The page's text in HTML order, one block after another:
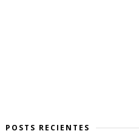
POSTS RECIENTES